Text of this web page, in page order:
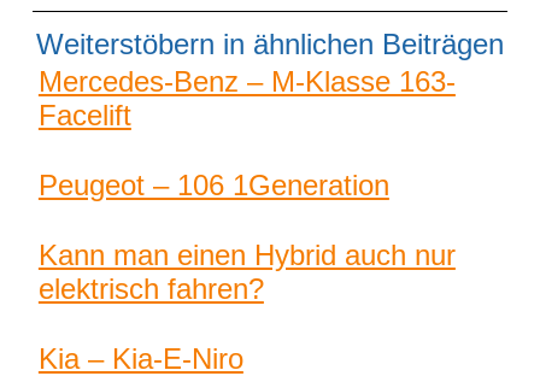
Weiterstöbern in ähnlichen Beiträgen
Mercedes-Benz – M-Klasse 163-
Facelift
Peugeot – 106 1Generation
Kann man einen Hybrid auch nur
elektrisch fahren?
Kia – Kia-E-Niro